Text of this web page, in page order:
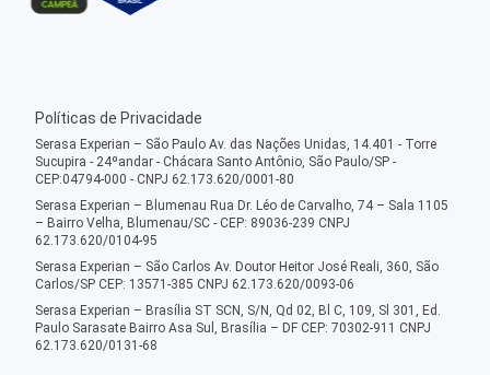
Políticas de Privacidade
Serasa Experian – São Paulo Av. das Nações Unidas, 14.401 - Torre
Sucupira - 24ºandar - Chácara Santo Antônio, São Paulo/SP -
CEP:04794-000 - CNPJ 62.173.620/0001-80
Serasa Experian – Blumenau Rua Dr. Léo de Carvalho, 74 – Sala 1105
– Bairro Velha, Blumenau/SC - CEP: 89036-239 CNPJ
62.173.620/0104-95
Serasa Experian – São Carlos Av. Doutor Heitor José Reali, 360, São
Carlos/SP CEP: 13571-385 CNPJ 62.173.620/0093-06
Serasa Experian – Brasília ST SCN, S/N, Qd 02, Bl C, 109, Sl 301, Ed.
Paulo Sarasate Bairro Asa Sul, Brasília – DF CEP: 70302-911 CNPJ
62.173.620/0131-68